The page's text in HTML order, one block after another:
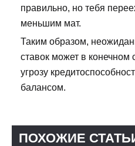
правильно, но тебя
меньшим мат.
Таким образом,
ставок может в конечном
угрозу
балансом.
ПОХОЖИЕ